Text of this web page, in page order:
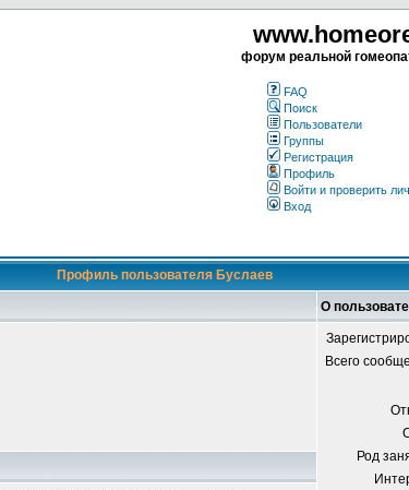
форум реальной
FAQ
Поиск
Пользователи
Группы
Регистрация
Профиль
Войти и проверить
Вход
Профиль пользователя Буслаев
О
Всего
Род